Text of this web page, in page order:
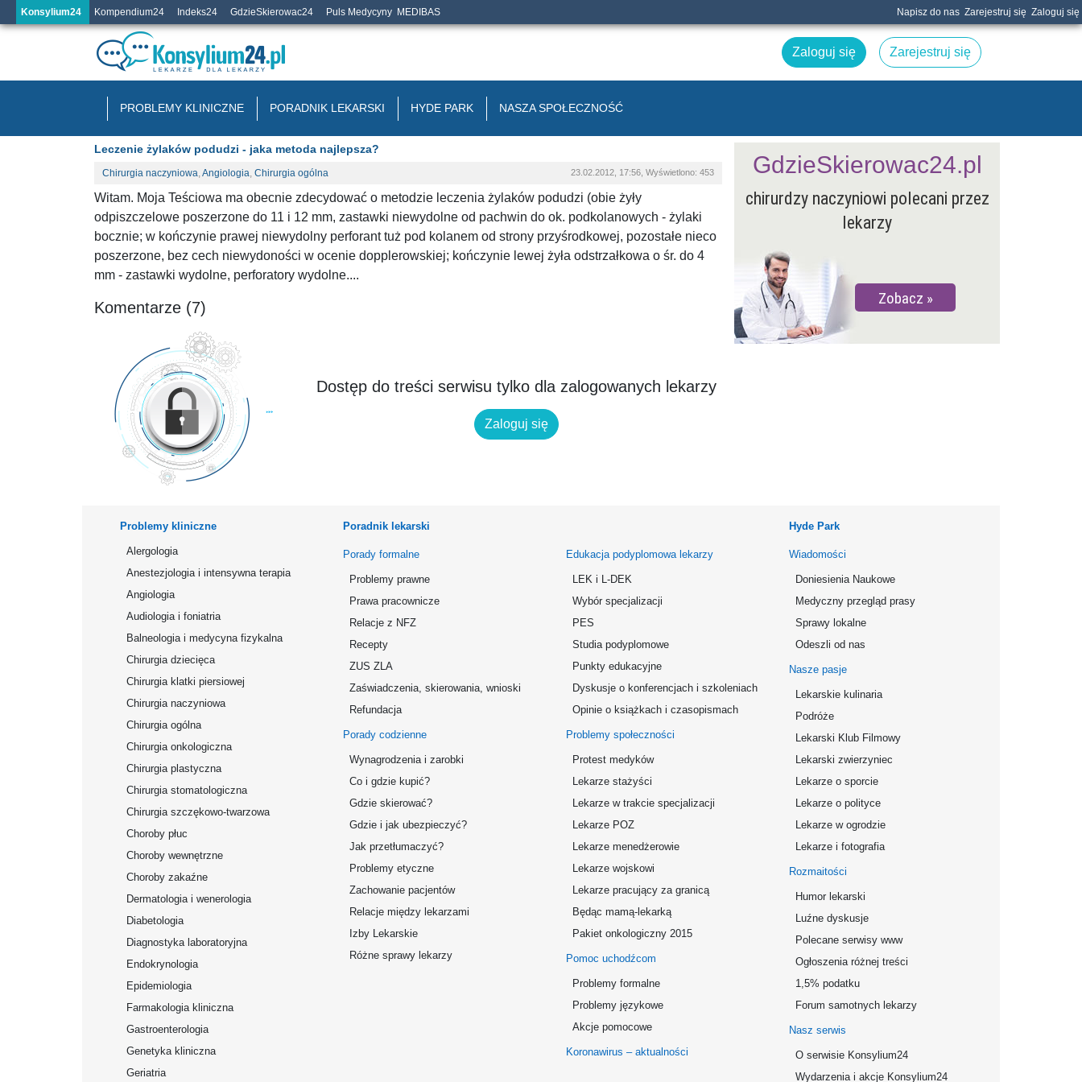
Konsylium24 Kompendium24 Indeks24 GdzieSkierowac24 Puls Medycyny MEDIBAS Napisz do nas Zarejestruj się Zaloguj się
Zaloguj się Zarejestruj się
PROBLEMY KLINICZNE PORADNIK LEKARSKI HYDE PARK NASZA SPOŁECZNOŚĆ
Leczenie żylaków podudzi - jaka metoda najlepsza?
Chirurgia naczyniowa,Angiologia, Chirurgia ogólna 23.02.2012, 17:56, Wyświetlono: 453
Witam. Moja Teściowa ma obecnie zdecydować o metodzie leczenia żylaków podudzi (obie żyły
odpiszczelowe poszerzone do 11 i 12 mm, zastawki niewydolne od pachwin do ok. podkolanowych - żylaki
bocznie; w kończynie prawej niewydolny perforant tuż pod kolanem od strony przyśrodkowej, pozostałe nieco
poszerzone, bez cech niewydoności w ocenie dopplerowskiej; kończynie lewej żyła odstrzałkowa o śr. do 4
mm - zastawki wydolne, perforatory wydolne....
Komentarze (7)
Dostęp do treści serwisu tylko dla zalogowanych lekarzy
Zaloguj się
chirurdzy naczyniowi polecani przez
lekarzy
Zobacz
GdzieSkierowac24.pl
Problemy kliniczne
Alergologia
Anestezjologia i intensywna terapia
Angiologia
Audiologia i foniatria
Balneologia i medycyna fizykalna
Chirurgia dziecięca
Chirurgia klatki piersiowej
Chirurgia naczyniowa
Chirurgia ogólna
Chirurgia onkologiczna
Chirurgia plastyczna
Chirurgia stomatologiczna
Chirurgia szczękowo-twarzowa
Choroby płuc
Choroby wewnętrzne
Choroby zakaźne
Dermatologia i wenerologia
Diabetologia
Diagnostyka laboratoryjna
Endokrynologia
Epidemiologia
Farmakologia kliniczna
Gastroenterologia
Genetyka kliniczna
Geriatria
Poradnik lekarski
Porady formalne
Problemy prawne
Prawa pracownicze
Relacje z NFZ
Recepty
ZUS ZLA
Zaświadczenia, skierowania, wnioski
Refundacja
Porady codzienne
Wynagrodzenia i zarobki
Co i gdzie kupić?
Gdzie skierować?
Gdzie i jak ubezpieczyć?
Jak przetłumaczyć?
Problemy etyczne
Zachowanie pacjentów
Relacje między lekarzami
Izby Lekarskie
Różne sprawy lekarzy
Edukacja podyplomowa lekarzy
LEK i L-DEK
Wybór specjalizacji
PES
Studia podyplomowe
Punkty edukacyjne
Dyskusje o konferencjach i szkoleniach
Opinie o książkach i czasopismach
Problemy społeczności
Protest medyków
Lekarze stażyści
Lekarze w trakcie specjalizacji
Lekarze POZ
Lekarze menedżerowie
Lekarze wojskowi
Lekarze pracujący za granicą
Będąc mamą-lekarką
Pakiet onkologiczny 2015
Pomoc uchodźcom
Problemy formalne
Problemy językowe
Akcje pomocowe
Koronawirus – aktualności
Hyde Park
Wiadomości
Doniesienia Naukowe
Medyczny przegląd prasy
Sprawy lokalne
Odeszli od nas
Nasze pasje
Lekarskie kulinaria
Podróże
Lekarski Klub Filmowy
Lekarski zwierzyniec
Lekarze o sporcie
Lekarze o polityce
Lekarze w ogrodzie
Lekarze i fotografia
Rozmaitości
Humor lekarski
Luźne dyskusje
Polecane serwisy www
Ogłoszenia różnej treści
1,5% podatku
Forum samotnych lekarzy
Nasz serwis
O serwisie Konsylium24
Wydarzenia i akcje Konsylium24